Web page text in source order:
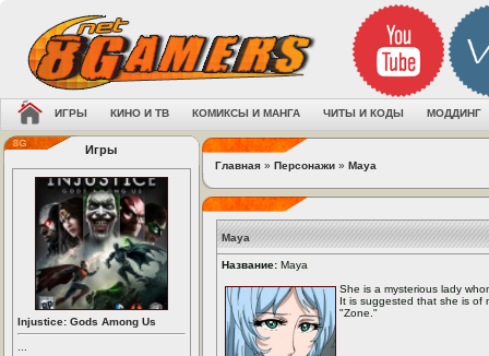
ИГРЫ КИНО И ТВ КОМИКСЫ И МАНГА ЧИТЫ И КОДЫ МОДДИНГ
Игры
Injustice: Gods Among Us
Главная » Персонажи » Maya
Maya
Название: Maya
She is a mysterious lady
It is suggested that she is of
"Zone."